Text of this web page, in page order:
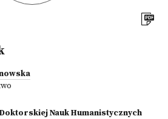
Nauk Humanistycznych